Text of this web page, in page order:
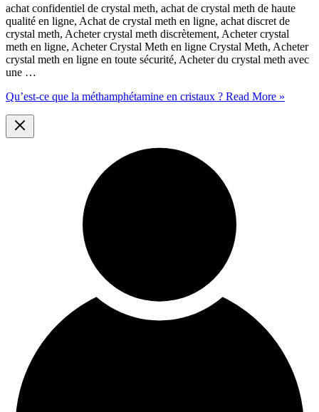
achat confidentiel de crystal meth, achat de crystal meth de haute
qualité en ligne, Achat de crystal meth en ligne, achat discret de
crystal meth, Acheter crystal meth discrètement, Acheter crystal
meth en ligne, Acheter Crystal Meth en ligne Crystal Meth, Acheter
crystal meth en ligne en toute sécurité, Acheter du crystal meth avec
une …
Qu’est-ce que la méthamphétamine en cristaux ? Read More »